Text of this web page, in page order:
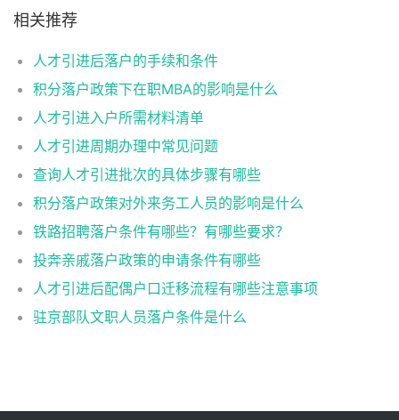
相关推荐
人才引进后落户的手续和条件
积分落户政策下在职MBA的影响是什么
人才引进入户所需材料清单
人才引进周期办理中常见问题
查询人才引进批次的具体步骤有哪些
积分落户政策对外来务工人员的影响是什么
铁路招聘落户条件有哪些？有哪些要求？
投奔亲戚落户政策的申请条件有哪些
人才引进后配偶户口迁移流程有哪些注意事项
驻京部队文职人员落户条件是什么